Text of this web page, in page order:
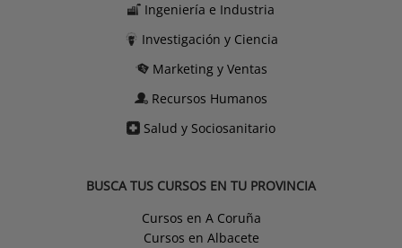
Ingeniería e Industria
Investigación y Ciencia
Marketing y Ventas
Recursos Humanos
Salud y Sociosanitario
BUSCA TUS CURSOS EN TU PROVINCIA
Cursos en A Coruña
Cursos en Albacete